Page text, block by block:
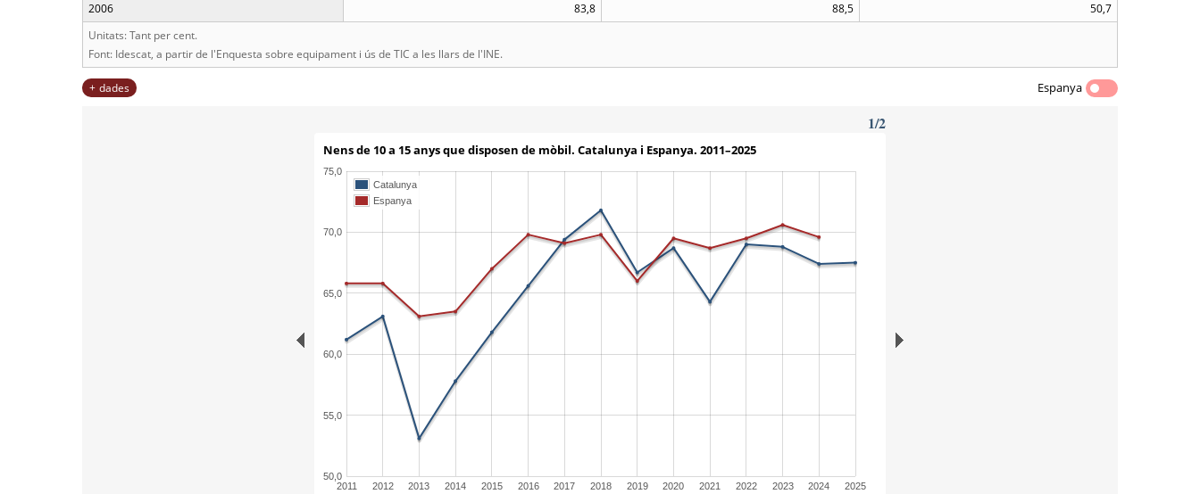
2006
83,8 88,5
50,7
Unitats: Tant per cent.
Font: Idescat, a partir de l'Enquesta sobre equipament i ús de TIC a les llars de l'INE.
dades Espanya